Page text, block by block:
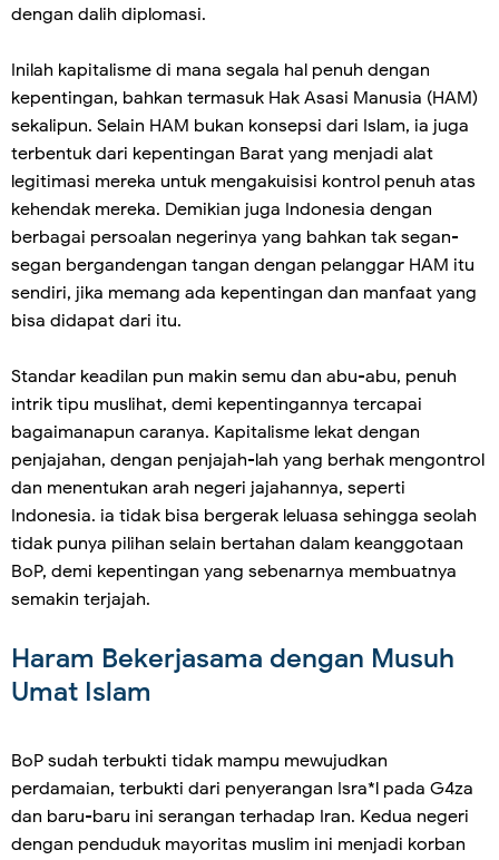
dengan dalih diplomasi.
Inilah kapitalisme di mana segala hal penuh dengan
kepentingan, bahkan termasuk Hak Asasi Manusia (HAM)
sekalipun. Selain HAM bukan konsepsi dari Islam, ia juga
terbentuk dari kepentingan Barat yang menjadi alat
legitimasi mereka untuk mengakuisisi kontrol penuh atas
kehendak mereka. Demikian juga Indonesia dengan
berbagai persoalan negerinya yang bahkan tak segan-
segan bergandengan tangan dengan pelanggar HAM itu
sendiri, jika memang ada kepentingan dan manfaat yang
bisa didapat dari itu.
Standar keadilan pun makin semu dan abu-abu, penuh
intrik tipu muslihat, demi kepentingannya tercapai
bagaimanapun caranya. Kapitalisme lekat dengan
penjajahan, dengan penjajah-lah yang berhak mengontrol
dan menentukan arah negeri jajahannya, seperti
Indonesia. ia tidak bisa bergerak leluasa sehingga seolah
tidak punya pilihan selain bertahan dalam keanggotaan
BoP, demi kepentingan yang sebenarnya membuatnya
semakin terjajah.
Haram Bekerjasama dengan Musuh
Umat Islam
BoP sudah terbukti tidak mampu mewujudkan
perdamaian, terbukti dari penyerangan Isra*l pada G4za
dan baru-baru ini serangan terhadap Iran. Kedua negeri
dengan penduduk mayoritas muslim ini menjadi korban